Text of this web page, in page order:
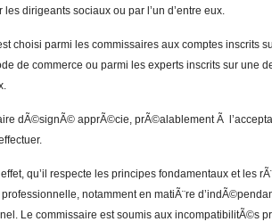
dirigeants sociaux ou par l’un d’entre eux.
choisi parmi les commissaires aux comptes inscrits
de commerce ou parmi les experts inscrits sur une
dÃ©signÃ© apprÃ©cie, prÃ©alablement Ã
effet, qu’il respecte les principes fondamentaux et les
notamment en matiÃ¨re
Le commissaire est soumis aux incompatibilitÃ©s